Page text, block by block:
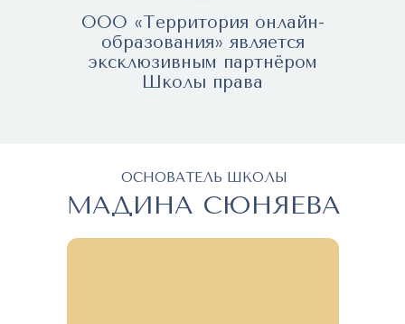
ООО «Территория онлайн-
образования» является
эксклюзивным партнёром
Школы права
МАДИНА СЮНЯЕВА
ОСНОВАТЕЛЬ ШКОЛЫ